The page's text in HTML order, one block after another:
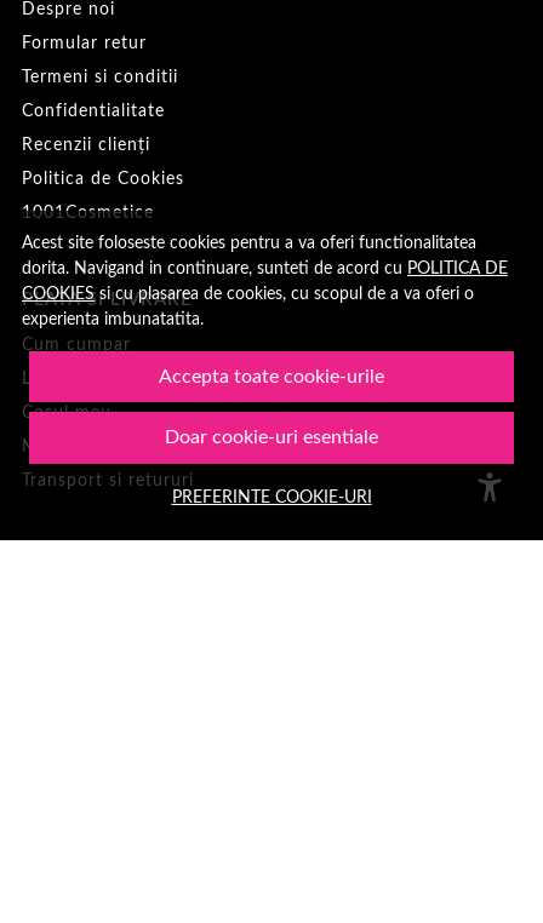
Acest site foloseste cookies pentru a va oferi functionalitatea
dorita. Navigand in continuare, sunteti de acord cu POLITICA DE
COOKIESsi cu plasarea de cookies, cu scopul de a va oferi o
experienta imbunatatita.
Accepta toate cookie-urile
Doar cookie-uri esentiale
PREFERINTE COOKIE-URI
Despre noi
Formular retur
Termeni si conditii
Confidentialitate
Recenzii clienți
Politica de Cookies
1001Cosmetice
PLATA SI LIVRARE
Cum cumpar
Loialitate
Cosul meu
Metode de plata
Transport si retururi